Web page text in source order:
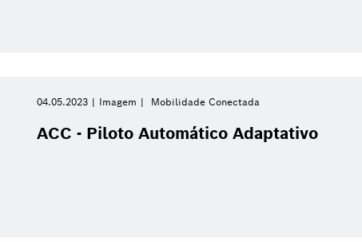
todos os filtros
04.05.2023 Imagem Mobilidade Conectada
ACC - Piloto Automático Adaptativo